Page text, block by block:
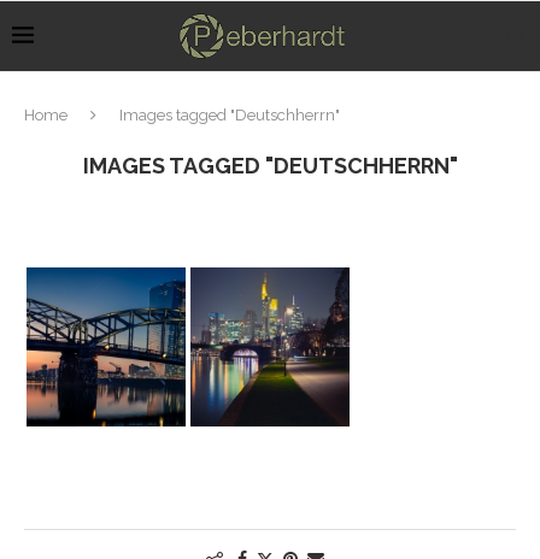
Home Images tagged "Deutschherrn"
IMAGES TAGGED "DEUTSCHHERRN"